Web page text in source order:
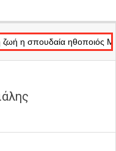
ηθοποιός Μάρω